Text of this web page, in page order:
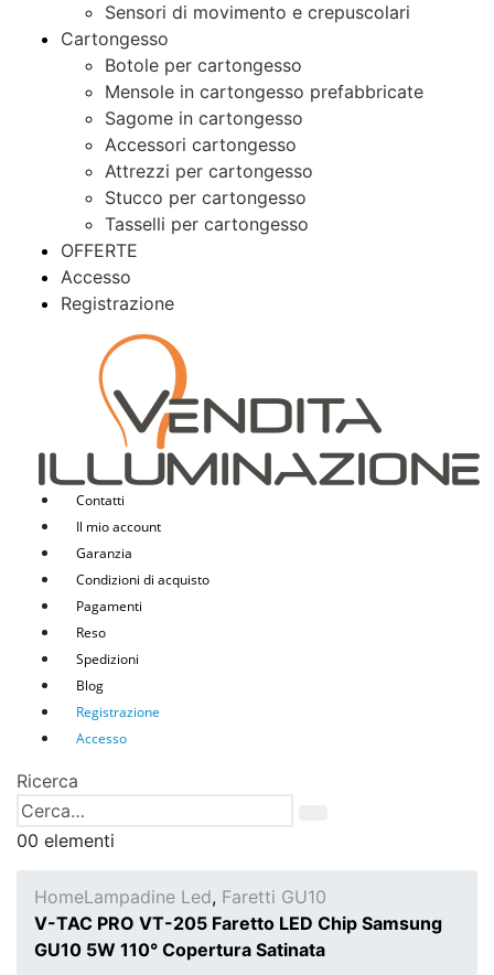
Sensori di movimento e crepuscolari
Cartongesso
Botole per cartongesso
Mensole in cartongesso prefabbricate
Sagome in cartongesso
Accessori cartongesso
Attrezzi per cartongesso
Stucco per cartongesso
Tasselli per cartongesso
OFFERTE
Accesso
Registrazione
Contatti
Il mio account
Garanzia
Condizioni di acquisto
Pagamenti
Reso
Spedizioni
Blog
Registrazione
Accesso
Ricerca
00 elementi
HomeLampadine Led, Faretti GU10
V-TAC PRO VT-205 Faretto LED Chip Samsung
GU10 5W 110° Copertura Satinata